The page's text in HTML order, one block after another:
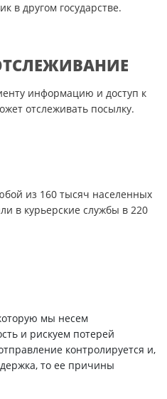
в другом государстве.
информацию и доступ к
отслеживать посылку.
из 160 тысяч населенных
в курьерские службы в 220
мы несем
и рискуем потерей
контролируется и,
то ее причины